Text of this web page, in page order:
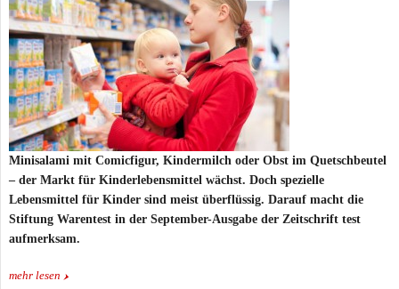
Minisalami mit Comicfigur, Kindermilch oder Obst im Quetschbeutel
– der Markt für Kinderlebensmittel wächst. Doch spezielle
Lebensmittel für Kinder sind meist überflüssig. Darauf macht die
Stiftung Warentest in der September-Ausgabe der Zeitschrift test
aufmerksam.
mehr lesen